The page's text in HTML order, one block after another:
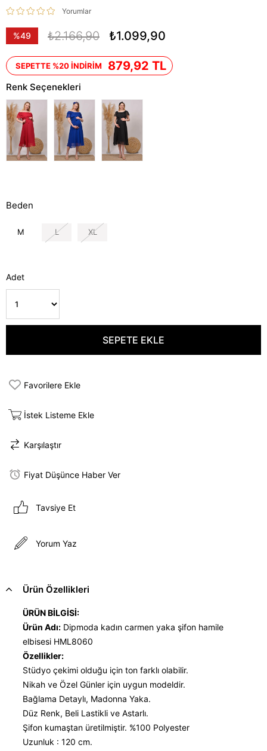
Yorumlar
%49
₺2.166,90 ₺1.099,90
SEPETTE %20 İNDİRİM 879,92 TL
Renk Seçenekleri
Beden
M L XL
Adet
Favorilere Ekle
İstek Listeme Ekle
Karşılaştır
Fiyat Düşünce Haber Ver
Tavsiye Et
Yorum Yaz
Ürün Özellikleri
ÜRÜN BİLGİSİ:
Ürün Adı: Dipmoda kadın carmen yaka şifon hamile
elbisesi HML8060
Özellikler:
Stüdyo çekimi olduğu için ton farklı olabilir.
Nikah ve Özel Günler için uygun modeldir.
Bağlama Detaylı, Madonna Yaka.
Düz Renk, Beli Lastikli ve Astarlı.
Şifon kumaştan üretilmiştir. %100 Polyester
Uzunluk : 120 cm.